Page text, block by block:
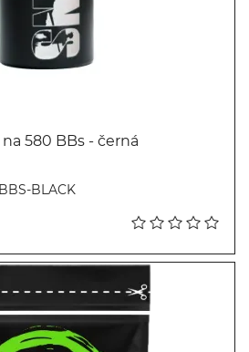
580 BBs - černá
BLACK